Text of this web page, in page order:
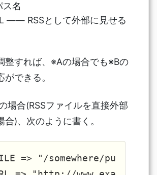
ス名
―― RSSとして外部に見せる
整すれば、※Aの場合でも※Bの
できる。
場合(RSSファイルを直接外部
合)、次のように書く。
=> "/somewhere/